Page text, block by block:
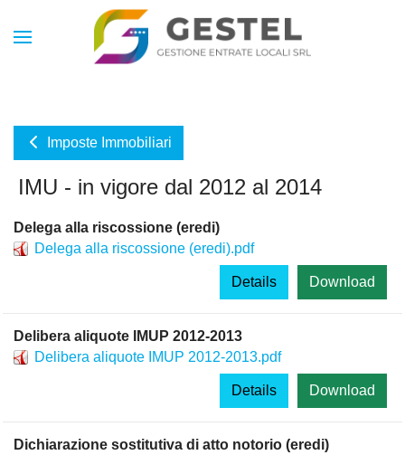
Imposte Immobiliari
IMU - in vigore dal 2012 al 2014
Delega alla riscossione (eredi)
Delega alla riscossione (eredi).pdf
Download
Details
Delibera aliquote IMUP 2012-2013
Delibera aliquote IMUP 2012-2013.pdf
Download
Details
Dichiarazione sostitutiva di atto notorio (eredi)